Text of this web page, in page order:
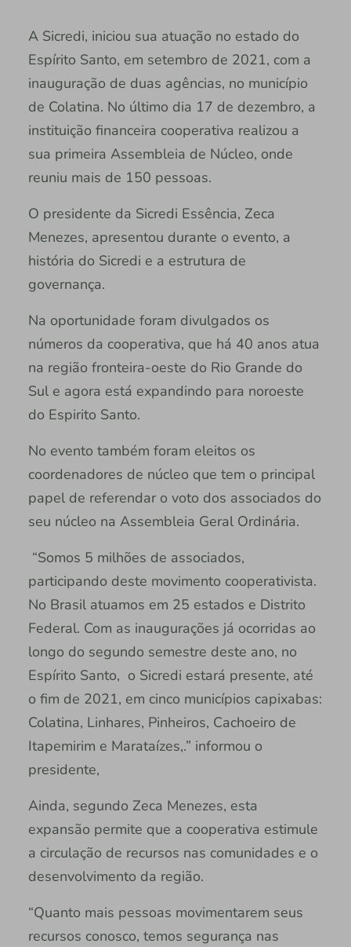
A Sicredi, iniciou sua atuação no estado do
Espírito Santo, em setembro de 2021, com a
inauguração de duas agências, no município
de Colatina. No último dia 17 de dezembro, a
instituição financeira cooperativa realizou a
sua primeira Assembleia de Núcleo, onde
reuniu mais de 150 pessoas.
O presidente da Sicredi Essência, Zeca
Menezes, apresentou durante o evento, a
história do Sicredi e a estrutura de
governança.
Na oportunidade foram divulgados os
números da cooperativa, que há 40 anos atua
na região fronteira-oeste do Rio Grande do
Sul e agora está expandindo para noroeste
do Espirito Santo.
No evento também foram eleitos os
coordenadores de núcleo que tem o principal
papel de referendar o voto dos associados do
seu núcleo na Assembleia Geral Ordinária.
“Somos 5 milhões de associados,
participando deste movimento cooperativista.
No Brasil atuamos em 25 estados e Distrito
Federal. Com as inaugurações já ocorridas ao
longo do segundo semestre deste ano, no
Espírito Santo, o Sicredi estará presente, até
o fim de 2021, em cinco municípios capixabas:
Colatina, Linhares, Pinheiros, Cachoeiro de
Itapemirim e Marataízes,.” informou o
presidente,
Ainda, segundo Zeca Menezes, esta
expansão permite que a cooperativa estimule
a circulação de recursos nas comunidades e o
desenvolvimento da região.
“Quanto mais pessoas movimentarem seus
recursos conosco, temos segurança nas